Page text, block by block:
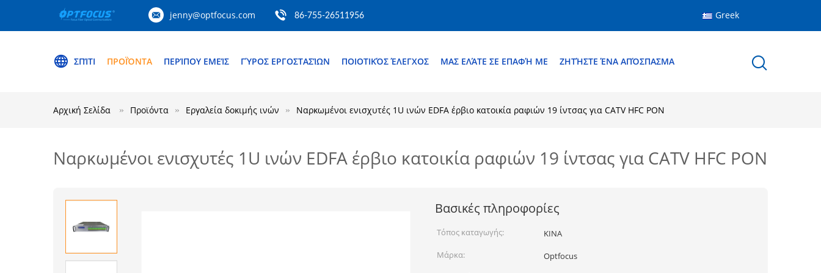
jenny@optfocus.com 86-755-26511956 Greek
ΣΠΊΤΙ ΠΡΟΪΌΝΤΑ ΠΕΡΊΠΟΥ ΕΜΕΊΣ ΓΎΡΟΣ ΕΡΓΟΣΤΑΣΊΩΝ ΠΟΙΟΤΙΚΌΣ ΈΛΕΓΧΟΣ ΜΑΣ ΕΛΆΤΕ ΣΕ ΕΠΑΦΉ ΜΕ ΖΗΤΉΣΤΕ ΈΝΑ ΑΠΌΣΠΑΣΜΑ
Αρχική Σελίδα Προϊόντα Εργαλεία δοκιμής ινών Ναρκωμένοι ενισχυτές 1U ινών EDFA έρβιο κατοικία ραφιών 19 ίντσας για CATV HFC PON
Ναρκωμένοι ενισχυτές 1U ινών EDFA έρβιο κατοικία ραφιών 19 ίντσας για CATV HFC PON
Βασικές πληροφορίες
Τόπος καταγωγής:
ΚΙΝΑ
Μάρκα:
Optfocus